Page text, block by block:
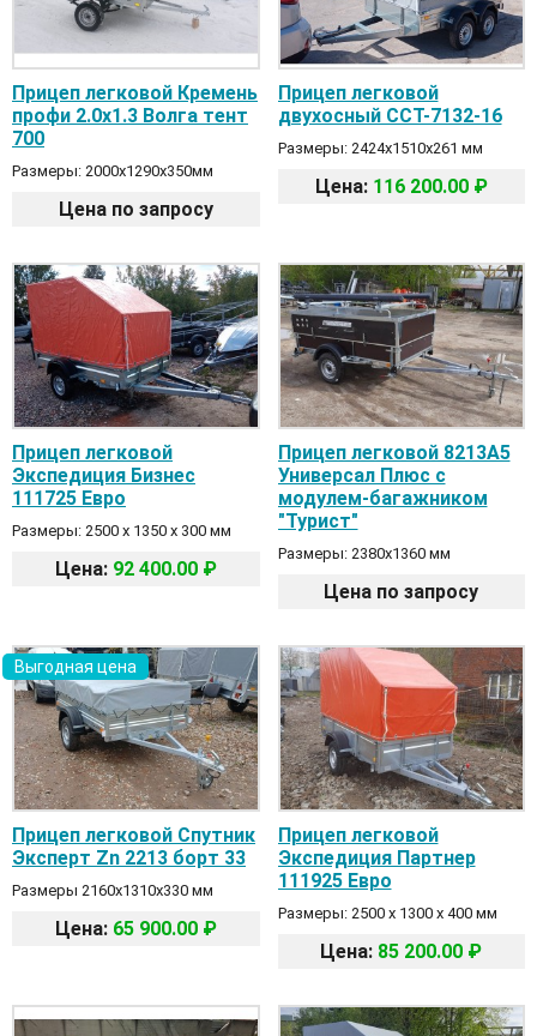
Прицеп легковой Кремень
профи 2.0х1.3 Волга тент
700
Размеры: 2000х1290х350мм
Цена по запросу
Прицеп легковой
двухосный ССТ-7132-16
Размеры: 2424х1510х261 мм
Цена: 116 200.00 ₽
Прицеп легковой
Экспедиция Бизнес
111725 Евро
Размеры: 2500 х 1350 х 300 мм
Цена: 92 400.00 ₽
Прицеп легковой 8213А5
Универсал Плюс с
модулем-багажником
"Турист"
Размеры: 2380х1360 мм
Цена по запросу
Выгодная цена
Прицеп легковой Спутник
Эксперт Zn 2213 борт 33
Размеры 2160х1310х330 мм
Цена: 65 900.00 ₽
Прицеп легковой
Экспедиция Партнер
111925 Евро
Размеры: 2500 х 1300 х 400 мм
Цена: 85 200.00 ₽